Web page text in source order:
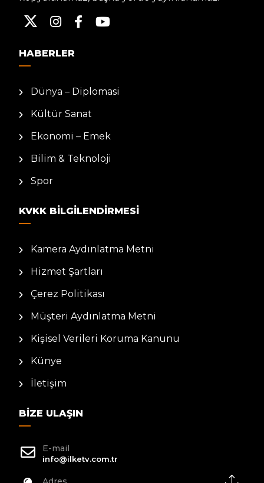
HABERLER
Dünya – Diplomasi
Kültür Sanat
Ekonomi – Emek
Bilim & Teknoloji
Spor
KVKK BILGILENDIRMESI
Kamera Aydınlatma Metni
Hizmet Şartları
Çerez Politikası
Müşteri Aydınlatma Metni
Kişisel Verileri Koruma Kanunu
Künye
İletişim
BIZE ULAŞIN
E-mail
info@ilketv.com.tr